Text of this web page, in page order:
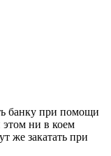
банку при помощи
ни в коем
же закатать при